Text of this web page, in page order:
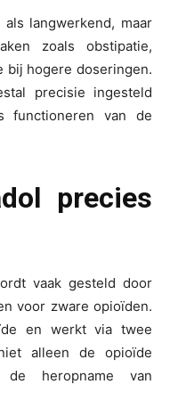
langwerkend, maar
zoals obstipatie,
bij hogere doseringen.
precisie ingesteld
functioneren van de
precies
vaak gesteld door
voor zware opioïden.
en werkt via twee
alleen de opioïde
heropname van